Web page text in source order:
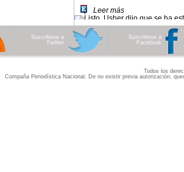
Leer más
Suscribirse a
Twitter
Suscribirse a
Facebook
Todos los
Compaña Periodística Nacional. De no existir previa autorización,